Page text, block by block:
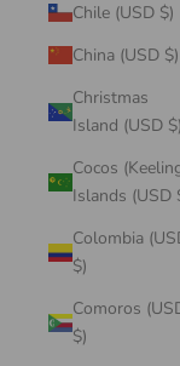
Chile (USD $)
China (USD $)
Christmas
Island (USD $)
Cocos
Colombia
$)
Comoros
$)